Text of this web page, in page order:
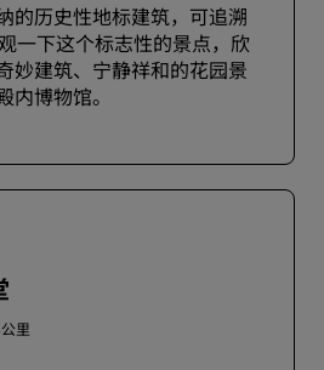
的历史性地标建筑，可追溯
一下这个标志性的景点，欣
妙建筑、宁静祥和的花园景
博物馆。
里